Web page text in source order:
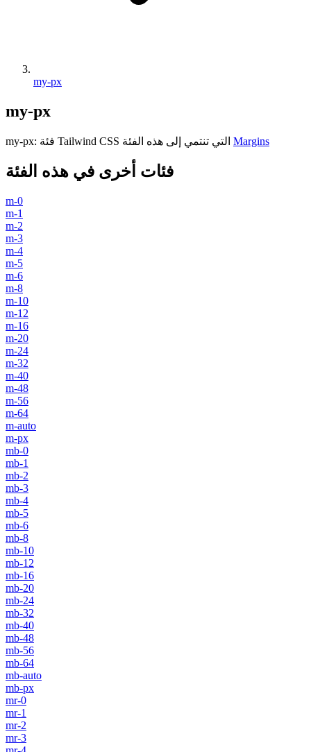
my-px
my-px
my-px: فئة Tailwind CSS التي تنتمي إلى هذه الفئة Margins
فئات أخرى في هذه الفئة
m-0
m-1
m-2
m-3
m-4
m-5
m-6
m-8
m-10
m-12
m-16
m-20
m-24
m-32
m-40
m-48
m-56
m-64
m-auto
m-px
mb-0
mb-1
mb-2
mb-3
mb-4
mb-5
mb-6
mb-8
mb-10
mb-12
mb-16
mb-20
mb-24
mb-32
mb-40
mb-48
mb-56
mb-64
mb-auto
mb-px
mr-0
mr-1
mr-2
mr-3